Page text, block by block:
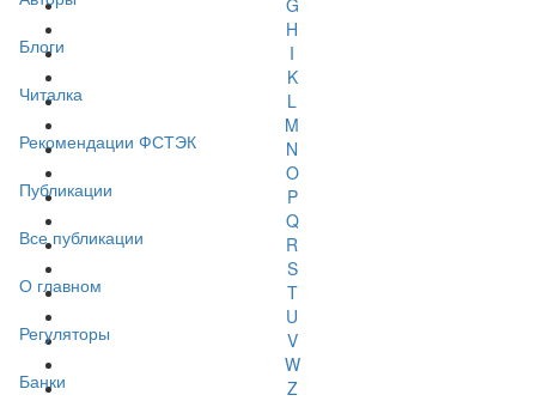
Блоги
Читалка
Рекомендации ФСТЭК
Публикации
Все публикации
О главном
Регуляторы
Банки
H
I
K
L
M
N
O
P
Q
R
S
T
U
V
W
Z